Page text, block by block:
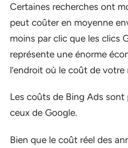
Certaines recherches ont
peut coûter en moyenne
moins par clic que les clics
représente une énorme
l’endroit où le coût de
Les coûts de Bing Ads sont
ceux de Google.
Bien que le coût réel des